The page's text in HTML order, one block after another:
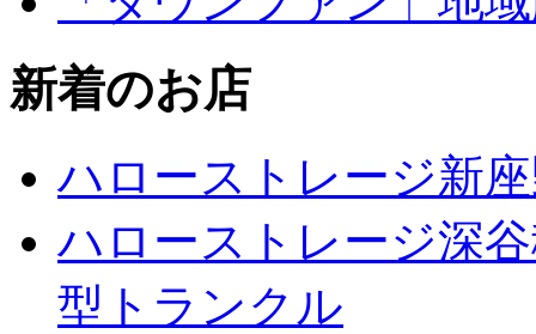
新着のお店
ハローストレージ新
ハローストレージ深
型トランクル